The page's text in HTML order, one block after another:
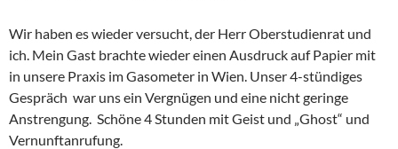
Wir haben es wieder versucht, der Herr Oberstudienrat und
ich. Mein Gast brachte wieder einen Ausdruck auf Papier mit
in unsere Praxis im Gasometer in Wien. Unser 4-stündiges
Gespräch war uns ein Vergnügen und eine nicht geringe
Anstrengung. Schöne 4 Stunden mit Geist und „Ghost“ und
Vernunftanrufung.